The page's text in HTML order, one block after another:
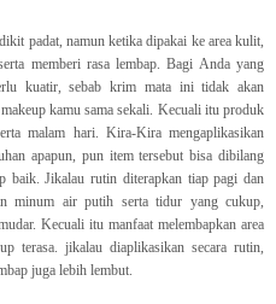
padat, namun ketika dipakai ke area kulit,
memberi rasa lembap. Bagi Anda yang
kuatir, sebab krim mata ini tidak akan
kamu sama sekali. Kecuali itu produk
malam hari. Kira-Kira mengaplikasikan
apapun, pun item tersebut bisa dibilang
baik. Jikalau rutin diterapkan tiap pagi dan
minum air putih serta tidur yang cukup,
Kecuali itu manfaat melembapkan area
terasa. jikalau diaplikasikan secara rutin,
juga lebih lembut.